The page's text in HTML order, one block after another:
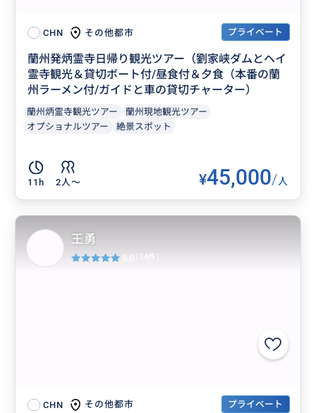
CHN その他都市 プライベート
蘭州発炳霊寺日帰り観光ツアー（劉家峡ダムとヘイ
霊寺観光＆貸切ボート付/昼食付＆夕食（本番の蘭
州ラーメン付/ガイドと車の貸切チャーター）
蘭州炳霊寺観光ツアー
蘭州現地観光ツアー
オプショナルツアー
絶景スポット
11h 2人〜 ¥45,000/人
CHN その他都市 プライベート
王勇
5.0 (34件)